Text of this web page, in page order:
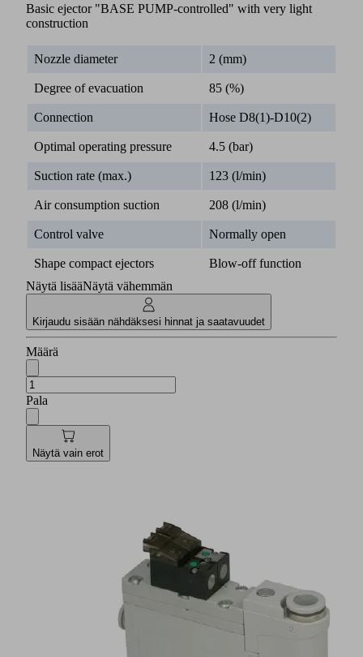
Basic ejector "BASE PUMP-controlled" with very light
construction
Nozzle diameter 2 (mm)
Degree of evacuation 85 (%)
Connection Hose D8(1)-D10(2)
Optimal operating pressure 4.5 (bar)
Suction rate (max.) 123 (l/min)
Air consumption suction 208 (l/min)
Control valve Normally open
Shape compact ejectors
Blow-off function
Näytä lisääNäytä vähemmän
Kirjaudu sisään nähdäksesi hinnat ja saatavuudet
Määrä
Pala
Näytä vain erot